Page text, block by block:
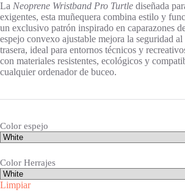
La Neoprene Wristband Pro Turtle diseñada
exigentes, esta muñequera combina estilo y
un exclusivo patrón inspirado en caparazones
espejo convexo ajustable mejora la seguridad
trasera, ideal para entornos técnicos y
con materiales resistentes, ecológicos y
cualquier ordenador de buceo.
Color espejo
Color Herrajes
Limpiar